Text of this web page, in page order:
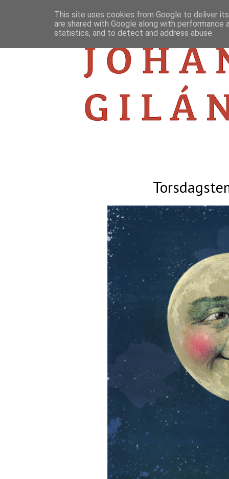
This site uses cookies from Google to deliver
are shared with Google along with
statistics, and to detect and address abuse.